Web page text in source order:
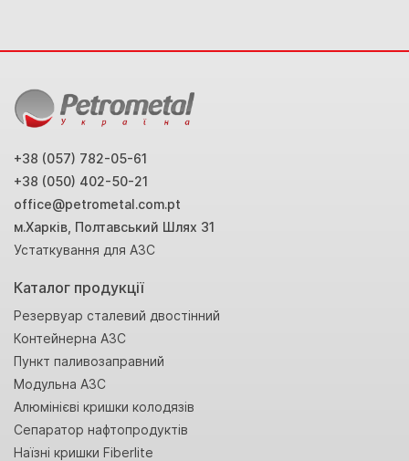
+38 (057) 782-05-61
+38 (050) 402-50-21
office@petrometal.com.pt
м.Харків, Полтавський Шлях 31
Устаткування для АЗС
Каталог продукції
Резервуар сталевий двостінний
Контейнерна АЗС
Пункт паливозаправний
Модульна АЗС
Алюмінієві кришки колодязів
Сепаратор нафтопродуктів
Наїзні кришки Fiberlite